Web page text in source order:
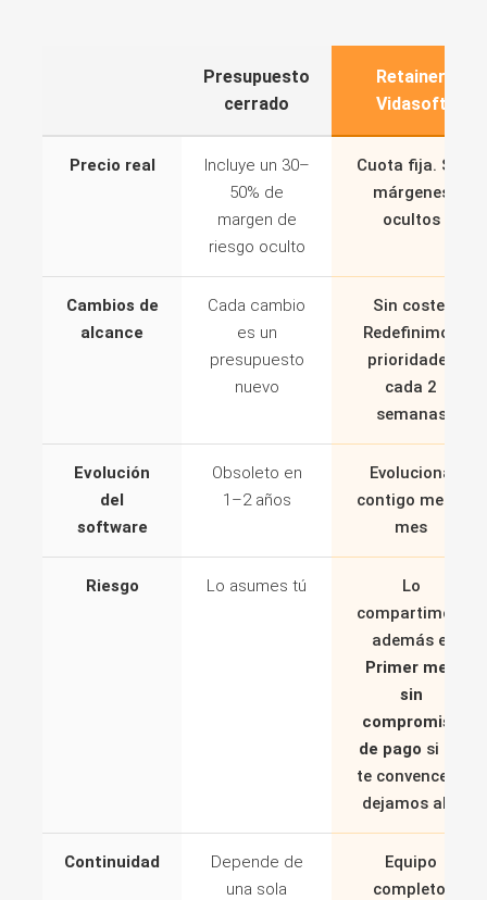
Presupuesto
cerrado
Retainer
Vidasoft
Precio real
Incluye un 30–
50% de
margen de
riesgo oculto
Cuota fija. Sin
márgenes
ocultos
Cambios de
alcance
Cada cambio
es un
presupuesto
nuevo
Sin coste.
Redefinimos
prioridades
cada 2
semanas
Evolución
del
software
Obsoleto en
1–2 años
Evoluciona
contigo mes a
mes
Riesgo Lo asumes tú
Lo
compartimos,
además el
Primer mes
sin
compromiso
de pago si no
te convence lo
dejamos ahí.
Continuidad
Depende de
una sola
Equipo
completo: